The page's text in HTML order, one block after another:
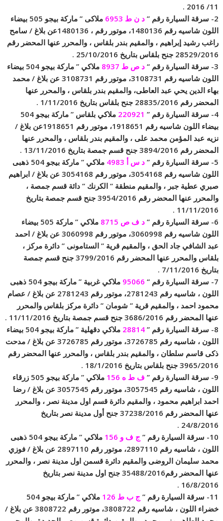
11/ 2016 .
2- سرقة السيارة رقم ”
د ن ط 6953
ملاكى ” ماركة بيجو 505 بيضاء
اللون شاسيه رقم 1480136، موتور رقم ، 1480136عن بلاغ / سامح
راغب رشيد إبراهيم ، والمقيم بندر بلقاس ، والمحرر عنها المحضر رقم
28529/2016 جنح بلقاس بتاريخ 25/10/2016 .
3- سرقة السيارة رقم “
د ص ط 8937
ملاكي ” ماركة بيجو 504 بيضاء
اللون شاسيه رقم 3108731، موتور رقم 3108731 عن بلاغ / محمد
بهاء الدين يحي عبد العاطى، والمقيم بندر بلقاس ، والمحرر عنها
المحضر رقم 28835/2016 جنح بلقاس بتاريخ 1/11/2016 .
4- سرقة السيارة رقم ”
220921
ملاكي بلقاس ” ماركة بيجو 504
بيضاء اللون شاسيه رقم 1918651، موتور رقم 1918651عن بلاغ /
نزيه عبد المؤمن محمد على ، والمقيم بندر بلقاس ، والمحرر عنها
المحضر رقم 3894/2016 جنح قسم جمصة بتاريخ 13/11/2016 .
5- سرقة السيارة رقم ”
د س أ 4983
ملاكي ” ماركة بيجو 504 ذهبى
اللون شاسيه رقم 3054168، موتور رقم 3054168 عن بلاغ / ابراهيم
صبري عطية جبر ، والمقيم منطقة ” الكرنك ” دائة قسم جمصة ،
والمحرر عنها المحضر رقم 3954/2016 جنح قسم جمصة بتاريخ
11/11/2016 .
6- سرقة السيارة رقم ”
د ف ص 8715
ملاكي ” ماركة 505 بيضاء
اللون شاسيه رقم 3060998، موتور رقم 3060998 عن بلاغ / احمد
عبد الشافي جاد الحق ، والمقيم قرية ” الستامونى ” دائرة مركز ،
بلقاس والمحرر عنها المحضر رقم 3799/2016 جنح قسم جمصة
بتاريخ 7/11/2016 .
7- سرقة السيارة رقم “
ملاكي غربية ” ماركة بيجو 504 ذهبى
اللون ، شاسيه رقم 2781243، موتور رقم 2781243 عن بلاغ / عصام
محمود احمد ، والمقيم قرية ” شومان ” دائرة مركز بلقاس والمحرر
عنها المحضر رقم 3686/2016 جنح قسم جمصة بتاريخ 11/11/2016 .
8- سرقة السيارة رقم ”
28814
ملاكي دقهلية ” ماركة بيجو 504 بيضاء
اللون ، شاسيه رقم 3726785، موتور رقم 3726785 عن بلاغ / مدحت
ذكى قاسم سلطان ، والمقيم بندر بلقاس ، والمحرر عنها المحضر رقم
3965/2016 جنح بلقاس بتاريخ 18/1/2016 .
9- سرقة السيارة رقم ”
ف ط ه 156
ملاكي ” ماركة بيجو 505 زرقاء
اللون ، شاسيه رقم 3057545، موتور رقم 3057545 عن بلاغ / رضا
احمد ابراهيم محمود ، والمقيم دائرة قسم اول مدينة نصر ، والمحرر
عنها المحضر رقم 37238/2016 جنح أول مدينة نصر بتاريخ
24/8/2016 .
10- سرقة السيارة رقم ”
ج ف و 156
ملاكي ” ماركة بيجو 504 ذهبى
اللون ، شاسيه رقم 2897110، موتور رقم 2897110 عن بلاغ / فوزي
محمد سليمان الروضى والمقيم دائرة قسمن اول مدينة نصر ، والمحرر
عنها المحضر رقم35488/2016 جنح اول مدينة نصر بتاريخ
16/8/2016 .
11- سرقة السيارة رقم ”
ج ب ط 126
ملاكي ” ماركة بيجو 504
خضراء اللون ، شاسيه رقم 3808722، موتور رقم 3808722 عن بلاغ /